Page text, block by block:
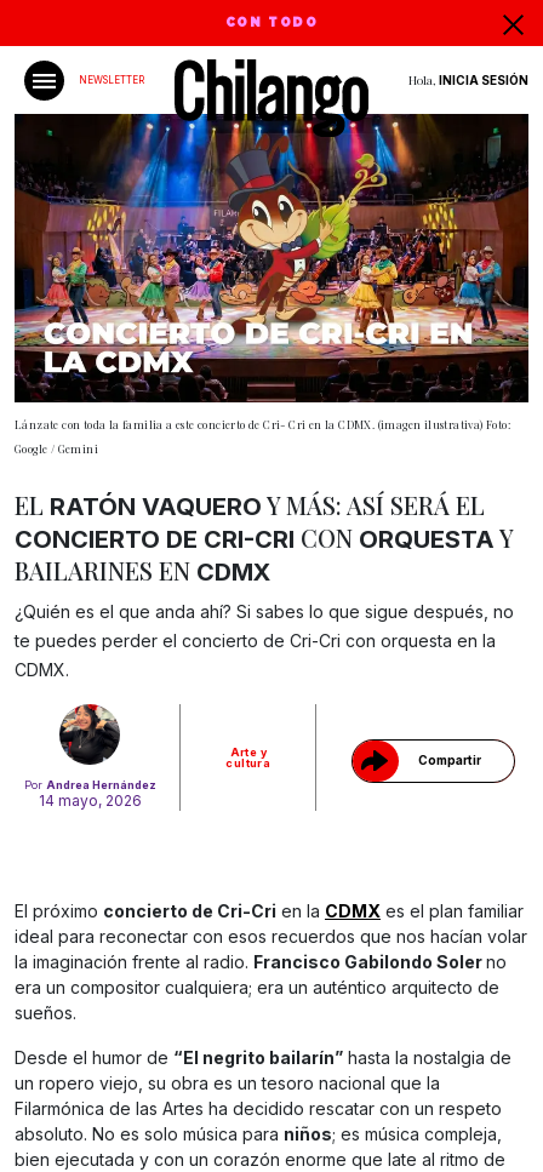
CON TODO
NEWSLETTER Hola, INICIA SESIÓN
Lánzate con toda la familia a este concierto de Cri- Cri en la CDMX. (imagen ilustrativa) Foto:
Google / Gemini
Por Andrea Hernández
14 mayo, 2026
Arte y
cultura
Compartir
Gracias!
EL RATÓN VAQUERO Y MÁS: ASÍ SERÁ EL
CONCIERTO DE CRI-CRI CON ORQUESTA Y
BAILARINES EN CDMX
¿Quién es el que anda ahí? Si sabes lo que sigue después, no
te puedes perder el concierto de Cri-Cri con orquesta en la
CDMX.
El próximo concierto de Cri-Cri en la CDMX es el plan familiar
ideal para reconectar con esos recuerdos que nos hacían volar
la imaginación frente al radio. Francisco Gabilondo Solerno
era un compositor cualquiera; era un auténtico arquitecto de
sueños.
Desde el humor de “El negrito bailarín” hasta la nostalgia de
un ropero viejo, su obra es un tesoro nacional que la
Filarmónica de las Artes ha decidido rescatar con un respeto
absoluto. No es solo música para niños; es música compleja,
bien ejecutada y con un corazón enorme que late al ritmo de